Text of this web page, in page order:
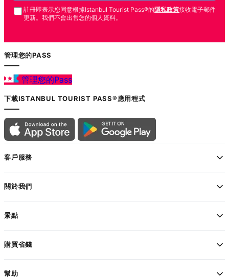
註冊即表示您同意根據Istanbul Tourist Pass®的隱私政策接收電子郵件
更新。我們不會出售您的個人資料。
管理您的PASS
管理您的Pass
下載ISTANBUL TOURIST PASS®應用程式
客戶服務
關於我們
景點
購買省錢
幫助